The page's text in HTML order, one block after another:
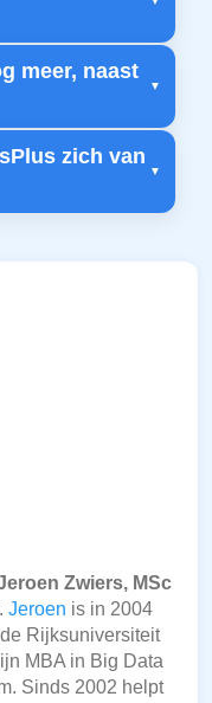
meer, naast
zich van
Zwiers, MSc
Jeroen is in 2004
Rijksuniversiteit
MBA in Big Data
Sinds 2002 helpt